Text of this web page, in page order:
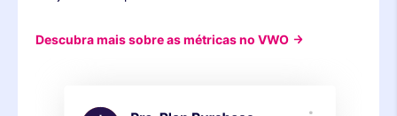
Descubra mais sobre as métricas no VWO